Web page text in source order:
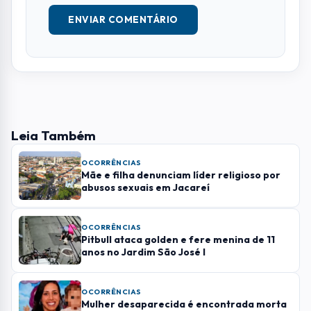
Pitbull ataca golden e fere menina de 11
anos no Jardim São José I
Mais Lidas
01GASTRONOMIA
UFRJ oferece capacitação gratuita para
empreendedores da gastronomia em SJC
02OCORRÊNCIAS
Mãe e filha denunciam líder religioso por
abusos sexuais em Jacareí
03RMVALE
EDP faz operação especial para reduzir
impactos do ciclone